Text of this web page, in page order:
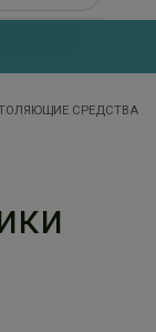
СРЕДСТВА